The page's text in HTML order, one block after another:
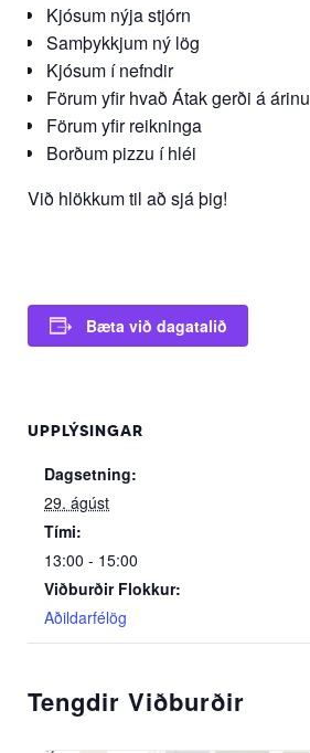
Kjósum nýja stjórn
Samþykkjum ný lög
Kjósum í nefndir
Förum yfir hvað Átak gerði á árinu
Förum yfir reikninga
Borðum pizzu í hléi
Við hlökkum til að sjá þig!
Bæta við dagatalið
UPPLÝSINGAR
Dagsetning:
29. ágúst
Tími:
13:00 - 15:00
Viðburðir Flokkur:
Aðildarfélög
Tengdir Viðburðir